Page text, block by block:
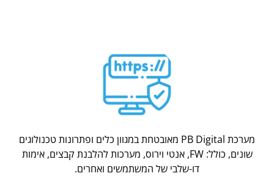
מערכת PB Digital מאובטחת במגוון כלים ופתרונות טכנולוגים
שונים, כולל: FW, אנטי וירוס, מערכות להלבנת קבצים, אימות
דו-שלבי של המשתמשים ואחרים.